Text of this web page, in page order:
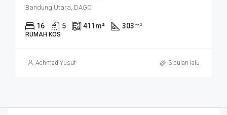
Bandung Utara, DAGO
16 5 411m² 303m²
RUMAH KOS
Achmad Yusuf 3 bulan lalu